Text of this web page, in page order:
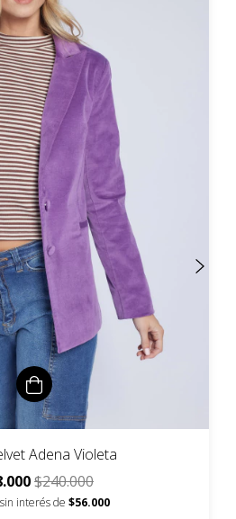
Adena Violeta
$240.000
interés de $56.000